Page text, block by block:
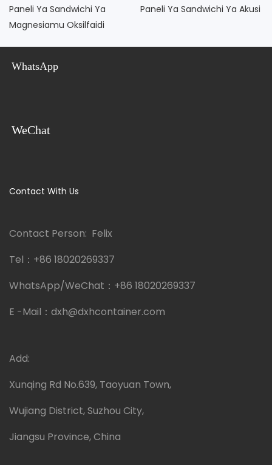
Paneli Ya Sandwichi Ya
Magnesiamu Oksilfaidi
Paneli Ya Sandwichi Ya Akusi
WhatsApp
WeChat
Contact With Us
Contact Person: Felix
Tel： +86 18020269337
WhatsApp/WeChat： +86 18020269337
E -Mail： dxh@dxhcontainer.com
Add:
Xunqing Rd No.639, Taoyuan Town,
Wujiang District, Suzhou City,
Jiangsu Province, China